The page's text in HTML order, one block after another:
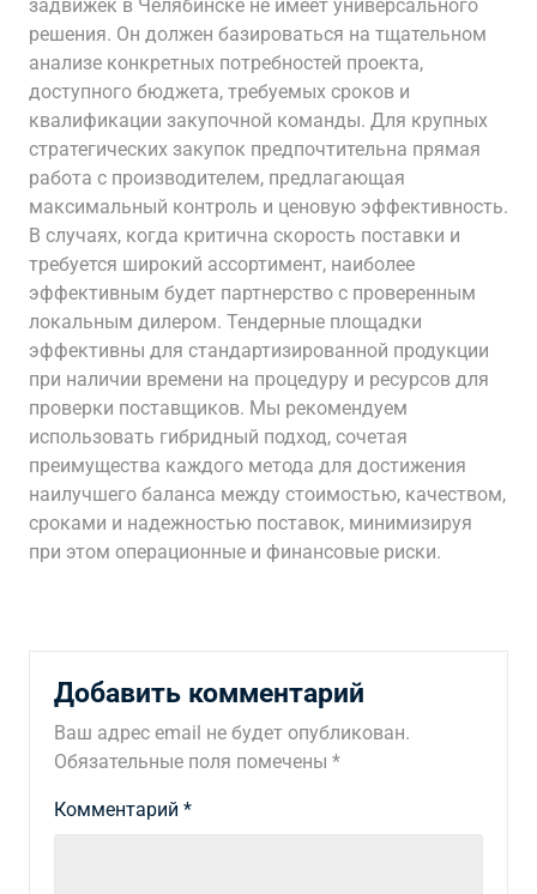
задвижек в Челябинске не имеет универсального
решения. Он должен базироваться на тщательном
анализе конкретных потребностей проекта,
доступного бюджета, требуемых сроков и
квалификации закупочной команды. Для крупных
стратегических закупок предпочтительна прямая
работа с производителем, предлагающая
максимальный контроль и ценовую эффективность.
В случаях, когда критична скорость поставки и
требуется широкий ассортимент, наиболее
эффективным будет партнерство с проверенным
локальным дилером. Тендерные площадки
эффективны для стандартизированной продукции
при наличии времени на процедуру и ресурсов для
проверки поставщиков. Мы рекомендуем
использовать гибридный подход, сочетая
преимущества каждого метода для достижения
наилучшего баланса между стоимостью, качеством,
сроками и надежностью поставок, минимизируя
при этом операционные и финансовые риски.
Добавить комментарий
Ваш адрес email не будет опубликован.
Обязательные поля помечены *
Комментарий *